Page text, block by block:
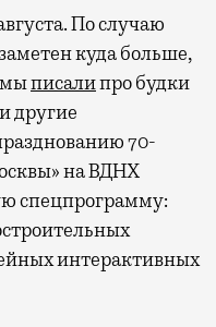
По случаю
куда больше,
мыписалипро будки
другие
70-
на ВДНХ
спецпрограмму:
интерактивных